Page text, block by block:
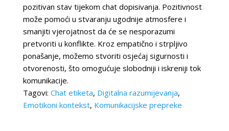
pozitivan stav tijekom chat dopisivanja. Pozitivnost
može pomoći u stvaranju ugodnije atmosfere i
smanjiti vjerojatnost da će se nesporazumi
pretvoriti u konflikte. Kroz empatično i strpljivo
ponašanje, možemo stvoriti osjećaj sigurnosti i
otvorenosti, što omogućuje slobodniji i iskreniji tok
komunikacije.
Tagovi: Chat etiketa, Digitalna razumijevanja,
Emotikoni kontekst, Komunikacijske prepreke